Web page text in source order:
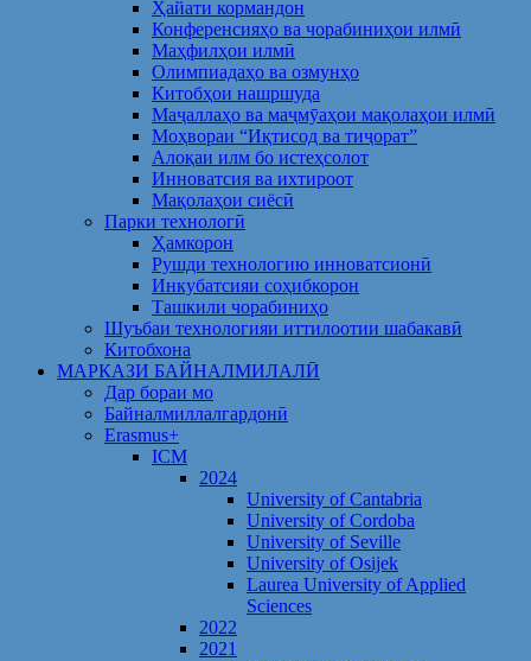
Ҳайати кормандон
Конференсияҳо ва чорабиниҳои илмӣ
Маҳфилҳои илмӣ
Олимпиадаҳо ва озмунҳо
Китобҳои нашршуда
Маҷаллаҳо ва маҷмӯаҳои мақолаҳои илмӣ
Моҳвораи “Иқтисод ва тиҷорат”
Алоқаи илм бо истеҳсолот
Инноватсия ва ихтироот
Мақолаҳои сиёсӣ
Парки технологӣ
Ҳамкорон
Рушди технологию инноватсионӣ
Инкубатсияи соҳибкорон
Ташкили чорабиниҳо
Шуъбаи технологияи иттилоотии шабакавӣ
Китобхона
МАРКАЗИ БАЙНАЛМИЛАЛӢ
Дар бораи мо
Байналмиллалгардонӣ
Erasmus+
ICM
2024
University of Cantabria
University of Cordoba
University of Seville
University of Osijek
Laurea University of Applied
Sciences
2022
2021